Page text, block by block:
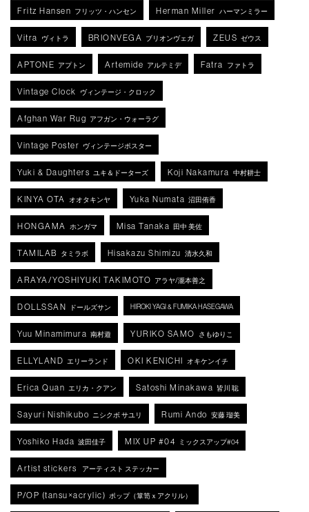
Fritz Hansen フリッツ・ハンセン Herman Miller ハーマンミラー
Vitra ヴィトラ BRIONVEGA ブリオンヴェガ ZEUS ゼウス
APTONE アプトン Artemide アルテミデ Fatra ファトラ
Vintage Clock ヴィンテージ・クロック
Afghan War Rug アフガン・ウォーラグ
Vintage Poster ヴィンテージポスター
Yuki & Daughters ユキ＆ドーターズ Koji Nakamura 中村耕士
KINYA OTA オオタキンヤ Yuka Numata 沼田侑香
HONGAMA ホンガマ Misa Tanaka 田中 美佐
TAMILAB タミラボ Hisakazu Shimizu 清水久和
ARAYA/YOSHIYUKI TAKIMOTO アラヤ/瀧本善之
DOLLSSAN ドールズサン HIROKI YAGI & FUMIKA HASEGAWA
Yuu Minamimura 南村遊 YURIKO SAMO さもゆりこ
ELLYLAND エリーランド OKI KENICHI オキケンイチ
Erica Quan エリカ・クアン Satoshi Minakawa 皆川 聡
Sayuri Nishikubo ニシクボ サユリ Rumi Ando 安藤 瑠美
Yoshiko Hada 波田佳子 MIX UP #04 ミックスアップ#04
Artist stickers アーティスト ステッカー
P/OP (tansu×acrylic) ポップ（箪笥ｘアクリル）